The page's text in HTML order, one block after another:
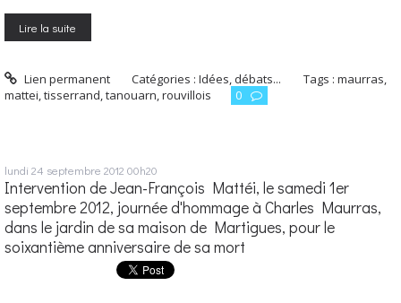
Lire la suite
Lien permanent Catégories :Idées, débats... Tags :maurras,
mattei,tisserrand,tanouarn,rouvillois 0
lundi 24 septembre 2012 00h20
Intervention de Jean-François Mattéi, le samedi 1er
septembre 2012, journée d'hommage à Charles Maurras,
dans le jardin de sa maison de Martigues, pour le
soixantième anniversaire de sa mort